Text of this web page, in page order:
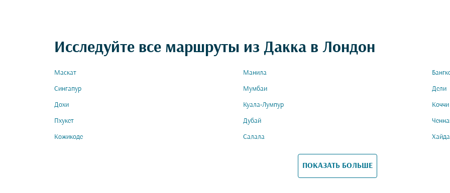
Исследуйте все маршруты из Дакка в Лондон
Маскат Манила
Сингапур Мумбаи Дели
Дохи Куала-Лумпур Коччи
Пхукет Дубай
Кожикоде Салала
ПОКАЗАТЬ БОЛЬШЕ